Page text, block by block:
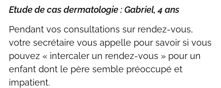
Etude de cas dermatologie : Gabriel, 4 ans
Pendant vos consultations sur rendez-vous,
votre secrétaire vous appelle pour savoir si vous
pouvez « intercaler un rendez-vous » pour un
enfant dont le père semble préoccupé et
impatient.